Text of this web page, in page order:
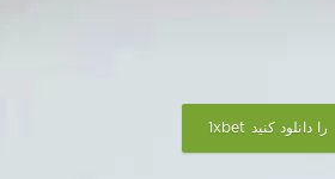
1xbet را دانلود کنید